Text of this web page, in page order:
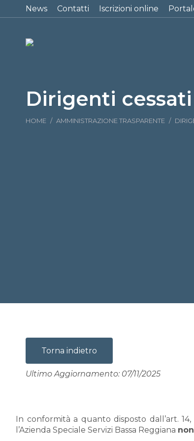
News Contatti Iscrizioni online
Dirigenti cessati
Tu sei qui:
HOME AMMINISTRAZIONE TRASPARENTE
Torna indietro
Ultimo Aggiornamento: 07/11/2025
In conformità a quanto disposto dall’art.
l’Azienda Speciale Servizi Bassa Reggiana